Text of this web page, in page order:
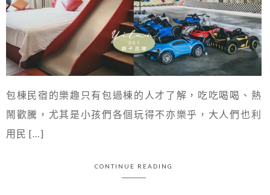
包棟民宿的樂趣只有包過棟的人才了解，吃吃喝喝、熱
鬧歡騰，尤其是小孩們各個玩得不亦樂乎，大人們也利
用民 […]
CONTINUE READING